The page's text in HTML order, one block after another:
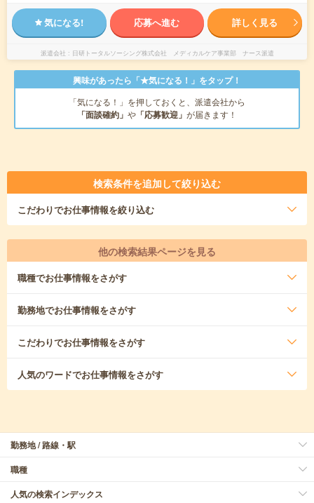
気になる! 応募へ進む 詳しく見る
派遣会社 日研トータルソーシング株式会社 メディカルケア事業部 ナース派遣
興味があったら「★気になる！」をタップ！
「気になる！」を押しておくと、派遣会社から
「面談確約」 や 「応募歓迎」 が届きます！
検索条件を追加して絞り込む
こだわりでお仕事情報を絞り込む
他の検索結果ページを見る
職種でお仕事情報をさがす
勤務地でお仕事情報をさがす
こだわりでお仕事情報をさがす
人気のワードでお仕事情報をさがす
勤務地 / 路線・駅
職種
人気の検索インデックス